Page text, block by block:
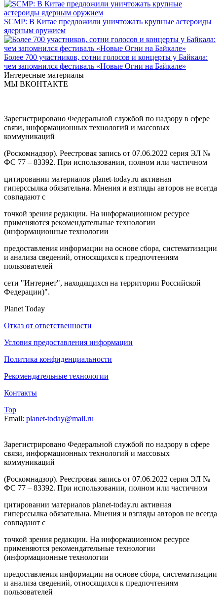
SCMP: В Китае предложили уничтожать крупные астероиды
ядерным оружием
Более 700 участников, сотни голосов и концерты у Байкала:
чем запомнился фестиваль «Новые Огни на Байкале»
Интересные материалы
МЫ ВКОНТАКТЕ
Зарегистрировано Федеральной службой по надзору в сфере
связи, информационных технологий и массовых
коммуникаций
(Роскомнадзор). Реестровая запись от 07.06.2022 серия ЭЛ №
ФС 77 – 83392. При использовании, полном или частичном
цитировании материалов planet-today.ru активная
гиперссылка обязательна. Мнения и взгляды авторов не всегда
совпадают с
точкой зрения редакции. На информационном ресурсе
применяются рекомендательные технологии
(информационные технологии
предоставления информации на основе сбора, систематизации
и анализа сведений, относящихся к предпочтениям
пользователей
сети "Интернет", находящихся на территории Российской
Федерации)".
Planet Today
Отказ от ответственности
Условия предоставления информации
Политика конфиденциальности
Рекомендательные технологии
Контакты
Top
Email: planet-today@mail.ru
Зарегистрировано Федеральной службой по надзору в сфере
связи, информационных технологий и массовых
коммуникаций
(Роскомнадзор). Реестровая запись от 07.06.2022 серия ЭЛ №
ФС 77 – 83392. При использовании, полном или частичном
цитировании материалов planet-today.ru активная
гиперссылка обязательна. Мнения и взгляды авторов не всегда
совпадают с
точкой зрения редакции. На информационном ресурсе
применяются рекомендательные технологии
(информационные технологии
предоставления информации на основе сбора, систематизации
и анализа сведений, относящихся к предпочтениям
пользователей